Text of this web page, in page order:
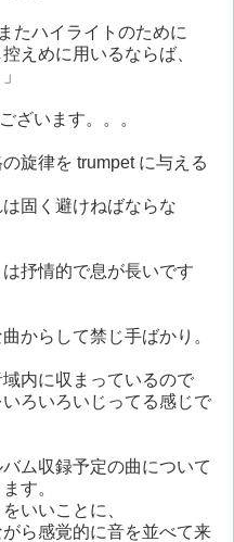
たハイライトのために
えめに用いるならば、
ざいます。。。
旋律を trumpet に与える
固く避けねばならな
抒情的で息が長いです
からして禁じ手ばかり。
内に収まっているので
ろいろいじってる感じで
ム収録予定の曲について
す。
いいことに、
ら感覚的に音を並べて来